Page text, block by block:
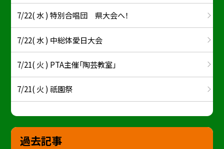
7/22( 水 ) 特別合唱団 県大会へ！
7/22( 水 ) 中総体愛日大会
7/21( 火 ) PTA主催「陶芸教室」
7/21( 火 ) 祇園祭
過去記事